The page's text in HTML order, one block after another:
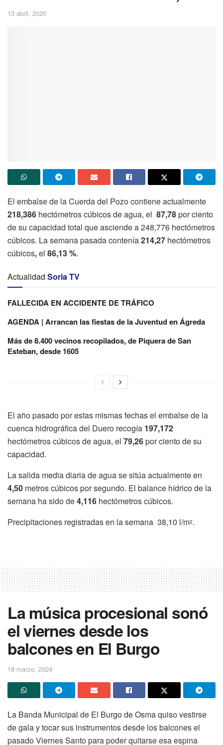
13 abril, 2020
El embalse de la Cuerda del Pozo contiene actualmente
218,386 hectómetros cúbicos de agua, el 87,78por ciento
de su capacidad total que asciende a 248,776 hectómetros
cúbicos. La semana pasada contenía214,27 hectómetros
cúbicos,el 86,13 %.
Actualidad Soria TV
FALLECIDA EN ACCIDENTE DE TRÁFICO
AGENDA | Arrancan las fiestas de la Juventud en Ágreda
Más de 8.400 vecinos recopilados, de Piquera de San
Esteban, desde 1605
El año pasado por estas mismas fechas el embalse de la
cuenca hidrográfica del Duero recogía 197,172
hectómetros cúbicos de agua, el 79,26por ciento de su
capacidad.
La salida media diaria de agua se sitúa actualmente en
4,50 metros cúbicos por segundo. El balance hídrico de la
semana ha sido de4,116 hectómetros cúbicos.
Precipitaciones registradas en la semana 38,10 l/m2.
La música procesional sonó
el viernes desde los
balcones en El Burgo
18 marzo, 2024
La Banda Municipal de El Burgo de Osma quiso vestirse
de gala y tocar sus instrumentos desde los balcones el
pasado Viernes Santo para poder quitarse esa espina